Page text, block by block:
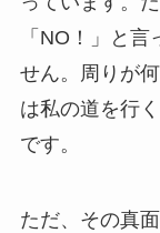
「NO！」と
せん。周りが
は私の道を行
です。
ただ、その真